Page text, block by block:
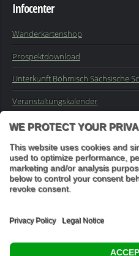
Infocenter
Wanderkartenshop
Prospektdownload
Unterkunft Böhmisch Sächsische
Veranstaltungskalender
Impressum
Buchungsanfrage
"In den Wäldern sind Dinge, über